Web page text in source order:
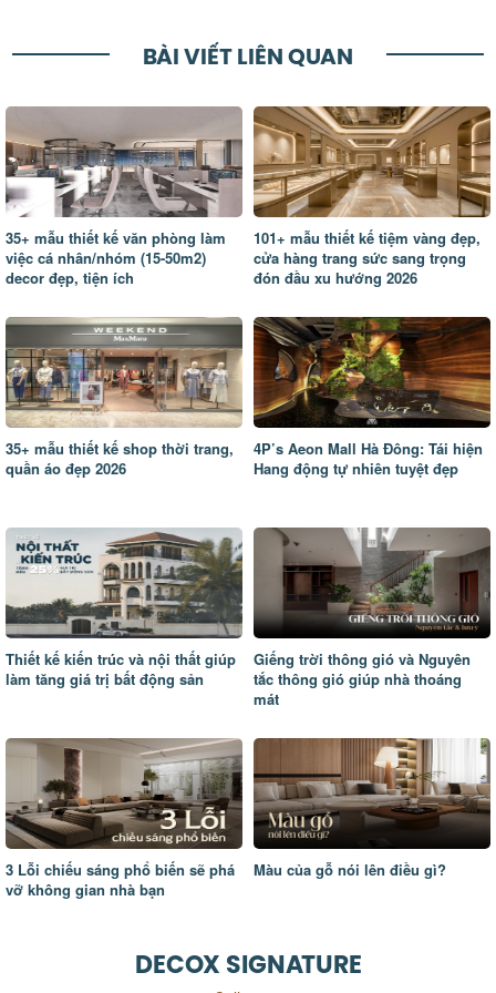
BÀI VIẾT LIÊN QUAN
35+ mẫu thiết kế văn phòng làm
việc cá nhân/nhóm (15-50m2)
decor đẹp, tiện ích
101+ mẫu thiết kế tiệm vàng đẹp,
cửa hàng trang sức sang trọng
đón đầu xu hướng 2026
35+ mẫu thiết kế shop thời trang,
quần áo đẹp 2026
4P’s Aeon Mall Hà Đông: Tái hiện
Hang động tự nhiên tuyệt đẹp
Thiết kế kiến trúc và nội thất giúp
làm tăng giá trị bất động sản
Giếng trời thông gió và Nguyên
tắc thông gió giúp nhà thoáng
mát
3 Lỗi chiếu sáng phổ biến sẽ phá
vỡ không gian nhà bạn
Màu của gỗ nói lên điều gì?
DECOX SIGNATURE